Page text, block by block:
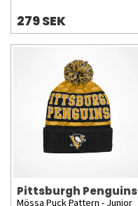
279 SEK
Pittsburgh Penguins
Mössa Puck Pattern - Junior